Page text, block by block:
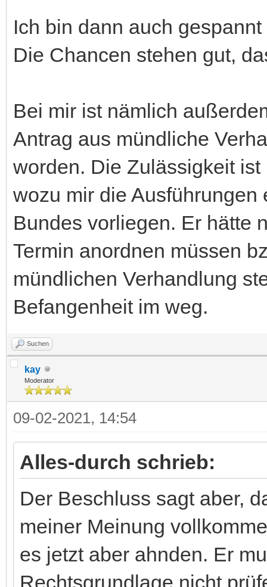
Ich bin dann auch
Die Chancen stehen gut,
Bei mir ist nämlich
Antrag aus mündliche
worden. Die Zulässigkeit
wozu mir die
Bundes vorliegen. Er hätte
Termin anordnen müssen
mündlichen Verhandlung
Befangenheit im weg.
Suchen
kay
Moderator
09-02-2021, 14:54
Alles-durch schrieb:
Der Beschluss sagt aber,
meiner Meinung
es jetzt aber ahnden. Er
Rechtsgrundlage nicht